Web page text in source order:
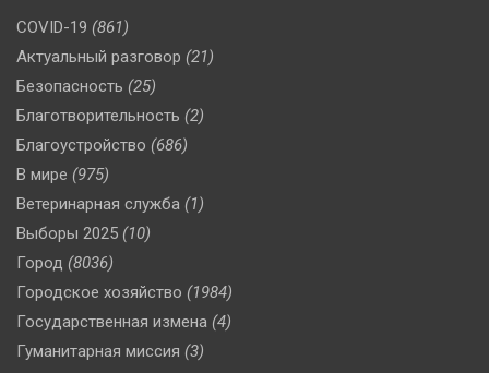
COVID-19 (861)
Актуальный разговор (21)
Безопасность (25)
Благотворительность (2)
Благоустройство (686)
В мире (975)
Ветеринарная служба (1)
Выборы 2025 (10)
Город (8036)
Городское хозяйство (1984)
Государственная измена (4)
Гуманитарная миссия (3)